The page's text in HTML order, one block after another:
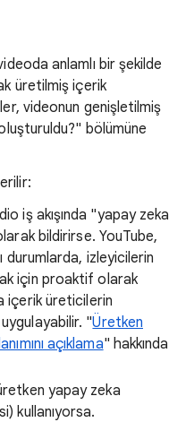
anlamlı bir şekilde
üretilmiş içerik
videonun genişletilmiş
oluşturuldu?" bölümüne
iş akışında "yapay zeka
bildirirse. YouTube,
durumlarda, izleyicilerin
için proaktif olarak
içerik üreticilerin
"Üretken
açıklama" hakkında
yapay zeka
kullanıyorsa.